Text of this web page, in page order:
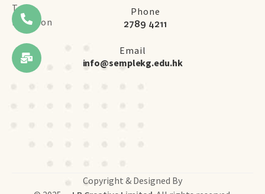
Tsui,
Kowloon
Phone
2789 4211
Email
info@semplekg.edu.hk
Copyright & Designed By